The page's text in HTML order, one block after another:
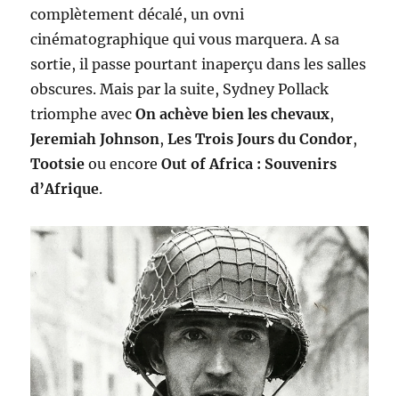
complètement décalé, un ovni
cinématographique qui vous marquera. A sa
sortie, il passe pourtant inaperçu dans les salles
obscures. Mais par la suite, Sydney Pollack
triomphe avecOn achève bien les chevaux,
Jeremiah Johnson,Les Trois Jours du Condor,
Tootsie ou encoreOut of Africa : Souvenirs
d’Afrique.